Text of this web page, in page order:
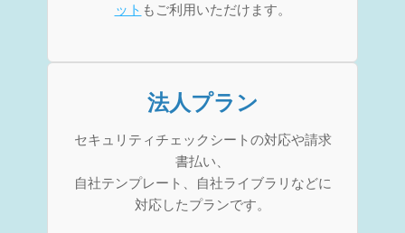
ット もご利用いただけます。
法人プラン
セキュリティチェックシートの対応や請求
書払い、
自社テンプレート、自社ライブラリなどに
対応したプランです。